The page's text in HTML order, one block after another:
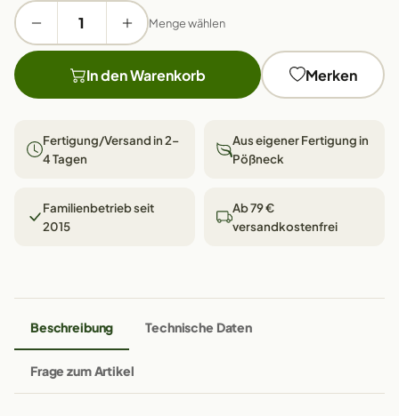
Menge wählen
In den Warenkorb Merken
Fertigung/Versand in 2–
4 Tagen
Aus eigener Fertigung in
Pößneck
Familienbetrieb seit
2015
Ab 79 €
versandkostenfrei
Beschreibung Technische Daten
Frage zum Artikel